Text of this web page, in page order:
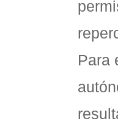
Para